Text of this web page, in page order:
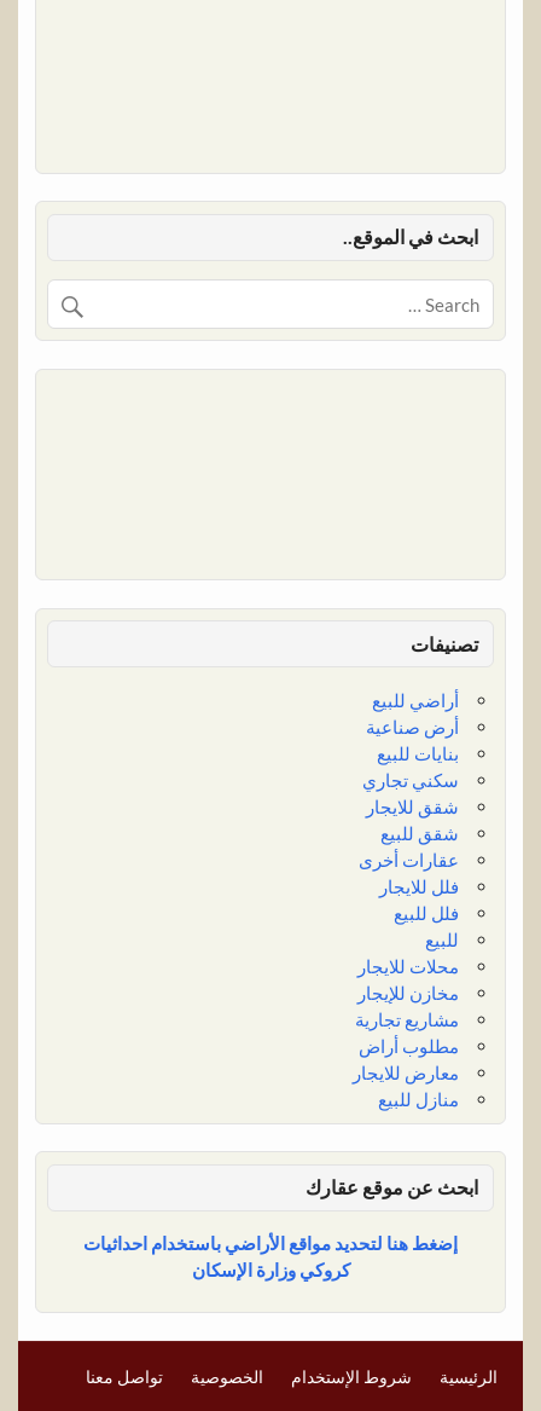
ابحث في الموقع..
تصنيفات
أراضي للبيع
أرض صناعية
بنايات للبيع
سكني تجاري
شقق للايجار
شقق للبيع
عقارات أخرى
فلل للايجار
فلل للبيع
للبيع
محلات للايجار
مخازن للإيجار
مشاريع تجارية
مطلوب أراض
معارض للايجار
منازل للبيع
ابحث عن موقع عقارك
إضغط هنا لتحديد مواقع الأراضي باستخدام احداثيات
كروكي وزارة الإسكان
الرئيسية شروط الإستخدام الخصوصية تواصل معنا